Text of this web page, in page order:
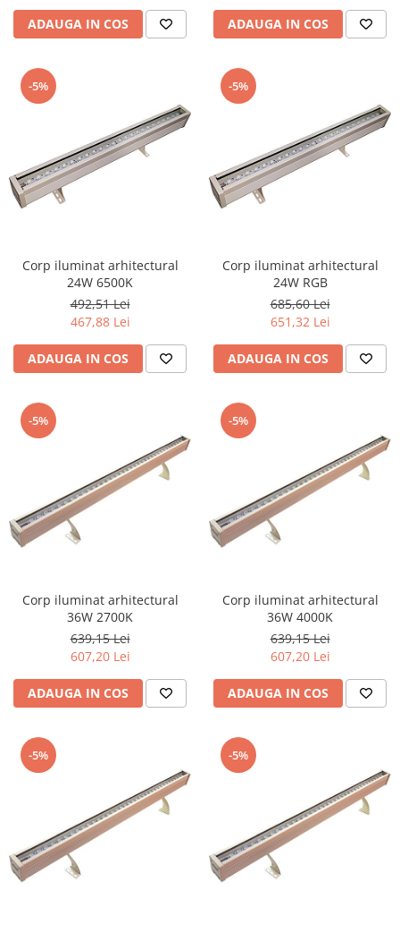
ADAUGA IN COS ADAUGA IN COS
-5%
Corp iluminat arhitectural
24W 6500K
492,51 Lei
467,88 Lei
ADAUGA IN COS
-5%
Corp iluminat arhitectural
24W RGB
685,60 Lei
651,32 Lei
ADAUGA IN COS
-5%
Corp iluminat arhitectural
36W 2700K
639,15 Lei
607,20 Lei
ADAUGA IN COS
-5%
Corp iluminat arhitectural
36W 4000K
639,15 Lei
607,20 Lei
ADAUGA IN COS
-5% -5%